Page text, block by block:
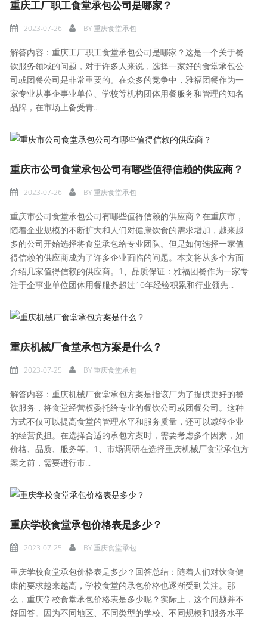
重庆工厂职工食堂承包公司是哪家？
2023-07-26 BY重庆食堂承包
解答内容：重庆工厂职工食堂承包公司是哪家？这是一个关于餐
饮服务领域的问题，对于许多人来说，选择一家好的食堂承包公
司或团餐公司是非常重要的。在众多的竞争中，雅福团餐作为一
家专业从事企事业单位、学校等机构团体用餐服务和管理的知名
品牌，在市场上备受青...
重庆市公司食堂承包公司有哪些值得信赖的供应商？
2023-07-26 BY重庆食堂承包
重庆市公司食堂承包公司有哪些值得信赖的供应商？在重庆市，
随着企业规模的不断扩大和人们对健康饮食的需求增加，越来越
多的公司开始选择将食堂承包给专业团队。但是如何选择一家值
得信赖的供应商成为了许多企业面临的问题。本文将从多个方面
介绍几家值得信赖的供应商。1、品质保证：雅福团餐作为一家专
注于企事业单位团体用餐服务超过10年经验积累和行业领先...
重庆机械厂食堂承包方案是什么？
2023-07-25 BY重庆食堂承包
解答内容：重庆机械厂食堂承包方案是指该厂为了提供更好的餐
饮服务，将食堂经营权委托给专业的餐饮公司或团餐公司。这种
方式不仅可以提高食堂的管理水平和服务质量，还可以减轻企业
的经营负担。在选择合适的承包方案时，需要考虑多个因素，如
价格、品质、服务等。1、市场调研在选择重庆机械厂食堂承包方
案之前，需要进行市...
重庆学校食堂承包价格表是多少？
2023-07-25 BY重庆食堂承包
重庆学校食堂承包价格表是多少？回答总结：随着人们对饮食健
康的要求越来越高，学校食堂的承包价格也逐渐受到关注。那
么，重庆学校食堂承包价格表是多少呢？实际上，这个问题并不
好回答。因为不同地区、不同类型的学校、不同规模和服务水平